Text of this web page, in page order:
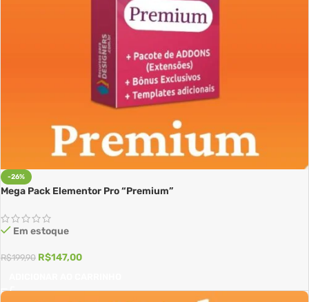
-26%
Mega Pack Elementor Pro “Premium”
Em estoque
R$199,90 R$147,00